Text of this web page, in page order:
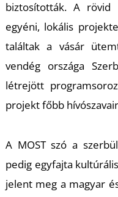
biztosították. A rövid
egyéni, lokális
találtak a vásár
vendég országa
létrejött
projekt főbb
A MOST szó a
pedig egyfajta
jelent meg a magyar